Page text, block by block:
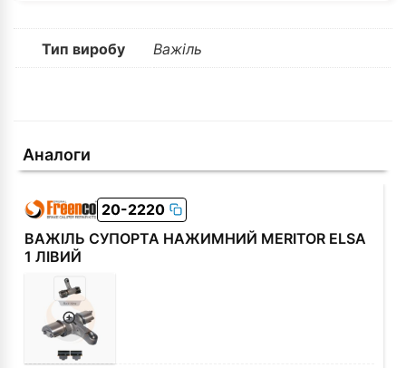
Тип виробу Важіль
Аналоги
20-2220
ВАЖІЛЬ СУПОРТА НАЖИМНИЙ MERITOR ELSA
1 ЛІВИЙ